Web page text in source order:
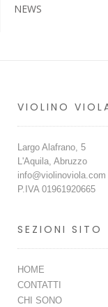
NEWS
VIOLINO
Largo Alafrano, 5
L'Aquila, Abruzzo
info@violinoviola.com
P.IVA 01961920665
SEZIONI SITO
HOME
CONTATTI
CHI SONO